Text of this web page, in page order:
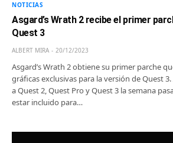
NOTICIAS
Asgard’s Wrath 2 recibe el primer
Quest 3
ALBERT MIRA 20/12/2023
Asgard’s Wrath 2 obtiene su primer parche
gráficas exclusivas para la versión de Quest 3.
a Quest 2, Quest Pro y Quest 3 la semana
estar incluido para…